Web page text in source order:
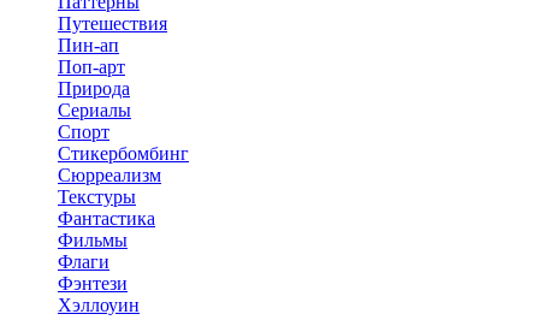
Путешествия
Пин-ап
Поп-арт
Природа
Сериалы
Спорт
Стикербомбинг
Сюрреализм
Текстуры
Фантастика
Фильмы
Флаги
Фэнтези
Хэллоуин